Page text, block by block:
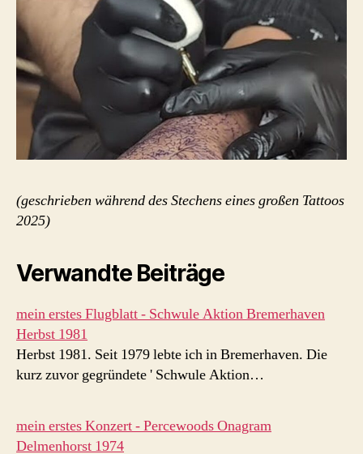
(geschrieben während des Stechens eines großen Tattoos
2025)
Verwandte Beiträge
mein erstes Flugblatt - Schwule Aktion Bremerhaven
Herbst 1981
Herbst 1981. Seit 1979 lebte ich in Bremerhaven. Die
kurz zuvor gegründete ' Schwule Aktion…
mein erstes Konzert - Percewoods Onagram
Delmenhorst 1974